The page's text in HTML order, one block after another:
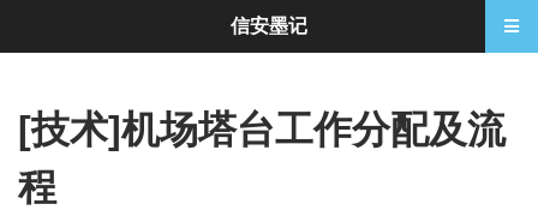
[技术]机场塔台工作分配及流
程
信安墨记